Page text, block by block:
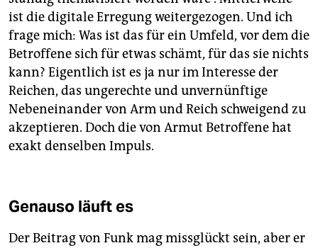
ist die digitale Erregung weitergezogen. Und ich
frage mich: Was ist das für ein Umfeld, vor dem die
Betroffene sich für etwas schämt, für das sie nichts
kann? Eigentlich ist es ja nur im Interesse der
Reichen, das ungerechte und unvernünftige
Nebeneinander von Arm und Reich schweigend zu
akzeptieren. Doch die von Armut Betroffene hat
exakt denselben Impuls.
Genauso läuft es
Der Beitrag von Funk mag missglückt sein, aber er